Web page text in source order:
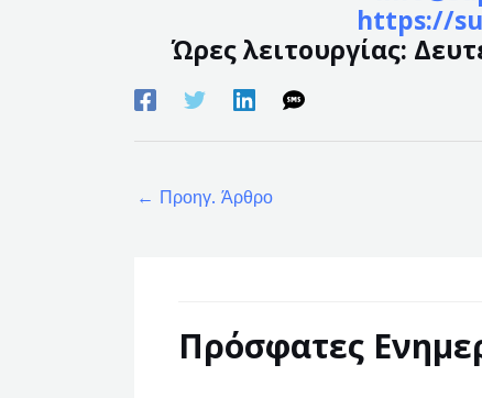
https://
Ώρες λειτουργίας:
← Προηγ. Άρθρο
Πρόσφατες